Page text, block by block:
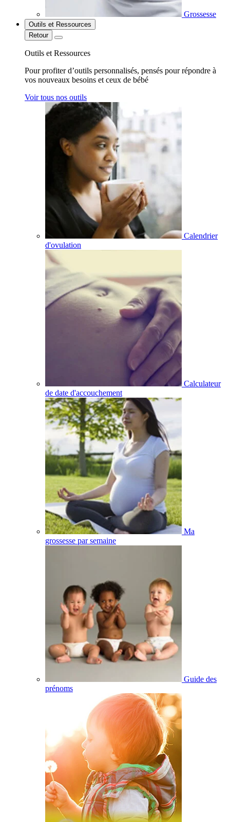
Grossesse
Outils et Ressources
Retour
Outils et Ressources
Pour profiter d’outils personnalisés, pensés pour répondre à
vos nouveaux besoins et ceux de bébé
Voir tous nos outils
Calendrier
d'ovulation
Calculateur
de date d'accouchement
Ma
grossesse par semaine
Guide des
prénoms